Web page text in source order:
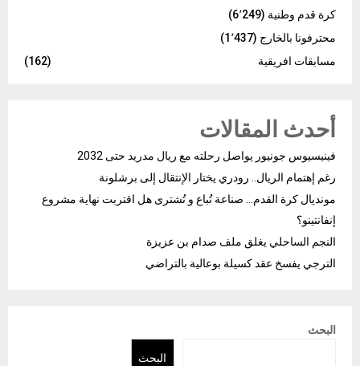
كرة قدم وطنية (6٬249)
محترفونا بالخارج (1٬437)
مسابقات افريقية
(162)
أحدث المقالات
فينيسيوس جونيور يواصل رحلته مع ريال مدريد حتى 2032
رغم إهتمام الريال.. رودري يختار الإنتقال إلى برشلونة
مونديال كرة القدم… صناعة تُباع و تُشترى هل اقتربت نهاية مشروع
إنفانتينو؟
النجم الساحلي يغلق ملف صدام بن عزيزة
الترجي يفسخ عقد كسيلة بوعالية بالتراضي
البحث
البحث